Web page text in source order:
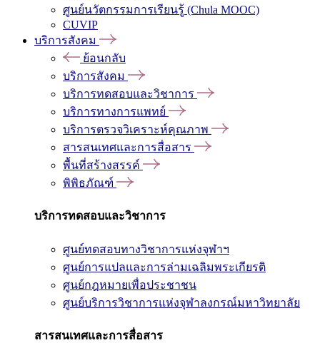
ศูนย์นวัตกรรมการเรียนรู้ (Chula MOOC)
CUVIP
บริการสังคม
ย้อนกลับ
บริการสังคม
บริการทดสอบและวิชาการ
บริการทางการแพทย์
บริการตรวจวิเคราะห์คุณภาพ
สารสนเทศและการสื่อสาร
พื้นที่สร้างสรรค์
พิพิธภัณฑ์
บริการทดสอบและวิชาการ
ศูนย์ทดสอบทางวิชาการแห่งจุฬาฯ
ศูนย์การแปลและการล่ามเฉลิมพระเกียรติ
ศูนย์กฎหมายเพื่อประชาชน
ศูนย์บริการวิชาการแห่งจุฬาลงกรณ์มหาวิทยาลัย
สารสนเทศและการสื่อสาร